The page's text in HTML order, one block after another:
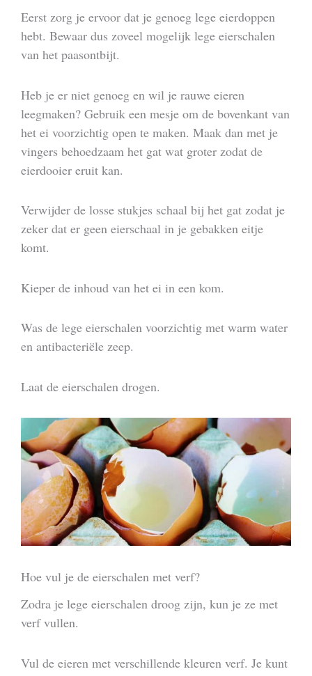
Eerst zorg je ervoor dat je genoeg lege eierdoppen
hebt. Bewaar dus zoveel mogelijk lege eierschalen
van het paasontbijt.
Heb je er niet genoeg en wil je rauwe eieren
leegmaken? Gebruik een mesje om de bovenkant van
het ei voorzichtig open te maken. Maak dan met je
vingers behoedzaam het gat wat groter zodat de
eierdooier eruit kan.
Verwijder de losse stukjes schaal bij het gat zodat je
zeker dat er geen eierschaal in je gebakken eitje
komt.
Kieper de inhoud van het ei in een kom.
Was de lege eierschalen voorzichtig met warm water
en antibacteriële zeep.
Laat de eierschalen drogen.
Hoe vul je de eierschalen met verf?
Zodra je lege eierschalen droog zijn, kun je ze met
verf vullen.
Vul de eieren met verschillende kleuren verf. Je kunt